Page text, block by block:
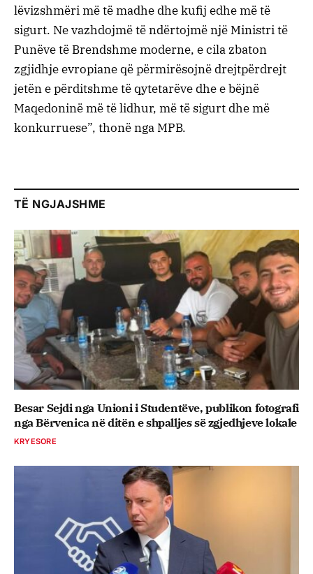
lëvizshmëri më të madhe dhe kufij edhe më të
sigurt. Ne vazhdojmë të ndërtojmë një Ministri të
Punëve të Brendshme moderne, e cila zbaton
zgjidhje evropiane që përmirësojnë drejtpërdrejt
jetën e përditshme të qytetarëve dhe e bëjnë
Maqedoninë më të lidhur, më të sigurt dhe më
konkurruese”, thonë nga MPB.
TË NGJAJSHME
Besar Sejdi nga Unioni i Studentëve, publikon fotografi
nga Bërvenica në ditën e shpalljes së zgjedhjeve lokale
KRYESORE